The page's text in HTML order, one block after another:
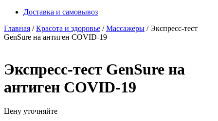
Доставка и самовывоз
Главная /Красота и здоровье /Массажеры / Экспресс-тест
GenSure на антиген COVID-19
Экспресс-тест GenSure на
антиген COVID-19
Цену уточняйте